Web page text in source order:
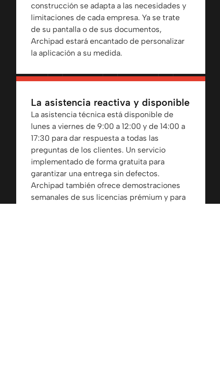
construcción se adapta a las necesidades y
limitaciones de cada empresa. Ya se trate
de su pantalla o de sus documentos,
Archipad estará encantado de personalizar
la aplicación a su medida.
La asistencia reactiva y disponible
La asistencia técnica está disponible de
lunes a viernes de 9:00 a 12:00 y de 14:00 a
17:30 para dar respuesta a todas las
preguntas de los clientes. Un servicio
implementado de forma gratuita para
garantizar una entrega sin defectos.
Archipad también ofrece demostraciones
semanales de sus licencias prémium y para